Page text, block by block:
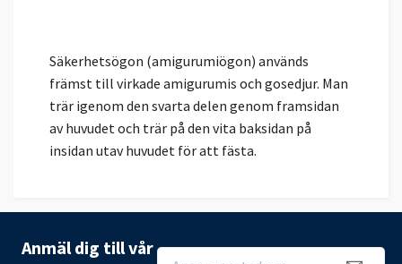
Säkerhetsögon (amigurumiögon) används
främst till virkade amigurumis och gosedjur. Man
trär igenom den svarta delen genom framsidan
av huvudet och trär på den vita baksidan på
insidan utav huvudet för att fästa.
Anmäl dig till vår